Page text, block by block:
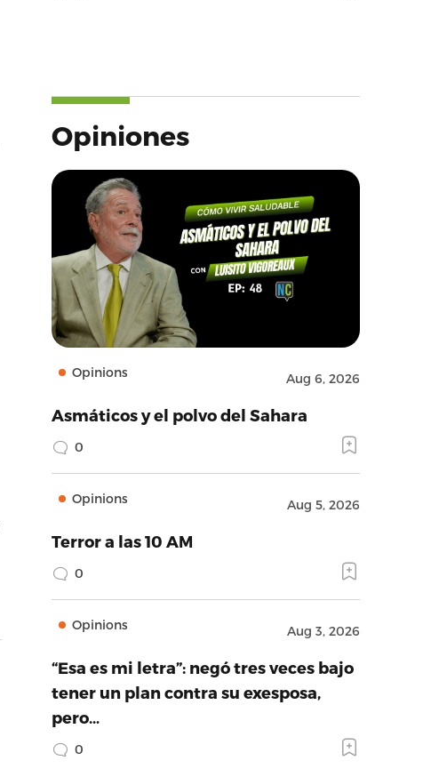
Opiniones
Opinions Aug 6, 2026
Asmáticos y el polvo del Sahara
0
Opinions Aug 5, 2026
Terror a las 10 AM
0
Opinions Aug 3, 2026
“Esa es mi letra”: negó tres veces bajo
tener un plan contra su exesposa,
pero…
0